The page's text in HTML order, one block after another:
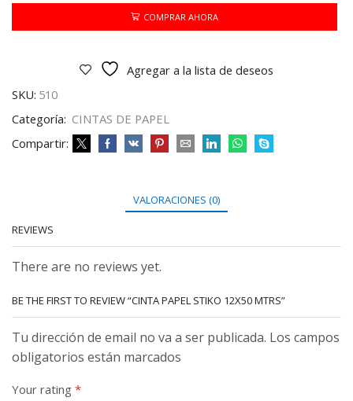
cantidad
COMPRAR AHORA
Agregar a la lista de deseos
SKU: 510
Categoría: CINTAS DE PAPEL
Compartir:
VALORACIONES (0)
REVIEWS
There are no reviews yet.
BE THE FIRST TO REVIEW “CINTA PAPEL STIKO 12X50 MTRS”
Tu dirección de email no va a ser publicada. Los campos
obligatorios están marcados
Your rating *